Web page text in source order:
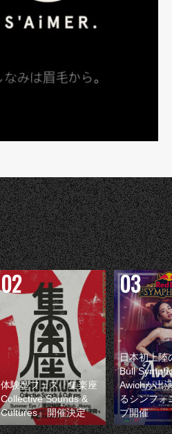
体験型フェス『集楽座
Collective Sounds &
Cultures』開催決定
日本初上陸
Bull
Awichが出
るシンフォ
ブ開催